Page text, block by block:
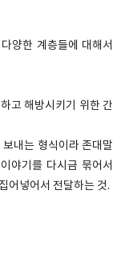
양한 계층들에 대해서
고 해방시키기 위한 간
내는 형식이라 존대말
야기를 다시금 묶어서
어넣어서 전달하는 것.